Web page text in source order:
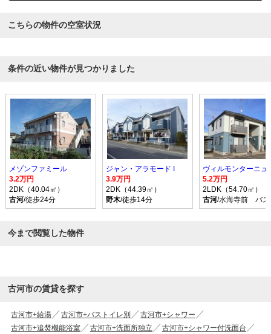
こちらの物件の空室状況
条件の近い物件が見つかりました
メゾンファミール
3.2万円
2DK（40.04㎡）
古河/徒歩24分
ジャン・アラモード I
3.9万円
2DK（44.39㎡）
野木/徒歩14分
ヴィルモンターニュ
5.2万円
2LDK（54.70㎡）
古河/水海寺前 バ
今まで閲覧した物件
古河市の賃貸を探す
古河市+給湯 古河市+バストイレ別
古河市+シャワー
古河市+追焚機能浴室
古河市+洗面所独立
古河市+シャワー付洗面台